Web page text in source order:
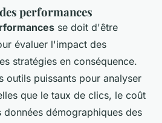
performances
se doit d'être
évaluer l'impact des
stratégies en conséquence.
outils puissants pour analyser
que le taux de clics, le coût
démographiques des